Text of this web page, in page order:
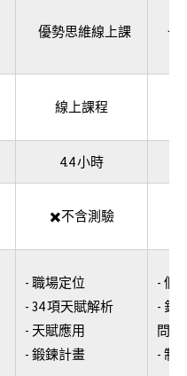
優勢思維線上課 一
線上課程
4.4 小時
✖️不含測驗
- 職場定位
- 34 項天賦解析
- 天賦應用
- 鍛鍊計畫
- 個
- 針
問
- 制